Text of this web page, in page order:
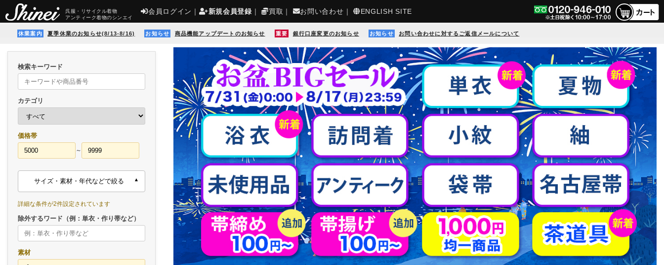
呉服・リサイクル着物
アンティーク着物のシンエイ
会員ログイン ｜ 新規会員登録 ｜ 買取 ｜ お問い合わせ ｜ ENGLISH SITE
休業案内 夏季休業のお知らせ(8/13-8/16) お知らせ 商品機能アップデートのお知らせ 重要 銀行口座変更のお知らせ お知らせ お問い合わせに対するご返信メールについて
検索キーワード
カテゴリ
価格帯
～
サイズ・素材・年代などで絞る
詳細な条件が2件設定されています
除外するワード（例：単衣・作り帯など）
素材